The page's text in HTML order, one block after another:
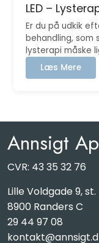
LED –
Er du på udkik
behandling, som
lysterapi måske
Læs Mere:
LED
Annsigt
CVR: 43 35 32 76
Lille Voldgade 9, st.
8900 Randers C
29 44 97 08